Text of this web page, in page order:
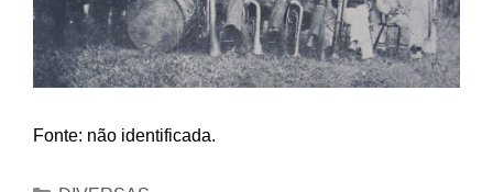
Fonte: não identificada.